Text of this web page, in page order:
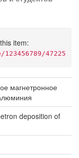
item:
47225
магнетронное
deposition of